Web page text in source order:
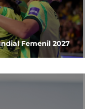
Femenil 2027